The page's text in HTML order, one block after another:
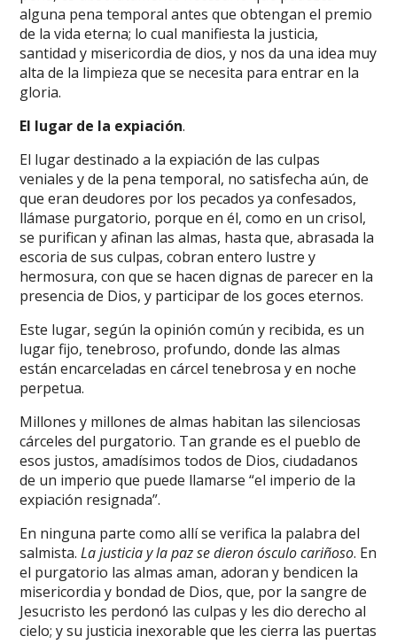
alguna pena temporal antes que obtengan el premio
de la vida eterna; lo cual manifiesta la justicia,
santidad y misericordia de dios, y nos da una idea muy
alta de la limpieza que se necesita para entrar en la
gloria.
El lugar de la expiación.
El lugar destinado a la expiación de las culpas
veniales y de la pena temporal, no satisfecha aún, de
que eran deudores por los pecados ya confesados,
llámase purgatorio, porque en él, como en un crisol,
se purifican y afinan las almas, hasta que, abrasada la
escoria de sus culpas, cobran entero lustre y
hermosura, con que se hacen dignas de parecer en la
presencia de Dios, y participar de los goces eternos.
Este lugar, según la opinión común y recibida, es un
lugar fijo, tenebroso, profundo, donde las almas
están encarceladas en cárcel tenebrosa y en noche
perpetua.
Millones y millones de almas habitan las silenciosas
cárceles del purgatorio. Tan grande es el pueblo de
esos justos, amadísimos todos de Dios, ciudadanos
de un imperio que puede llamarse “el imperio de la
expiación resignada”.
En ninguna parte como allí se verifica la palabra del
salmista.La justicia y la paz se dieron ósculo cariñoso. En
el purgatorio las almas aman, adoran y bendicen la
misericordia y bondad de Dios, que, por la sangre de
Jesucristo les perdonó las culpas y les dio derecho al
cielo; y su justicia inexorable que les cierra las puertas